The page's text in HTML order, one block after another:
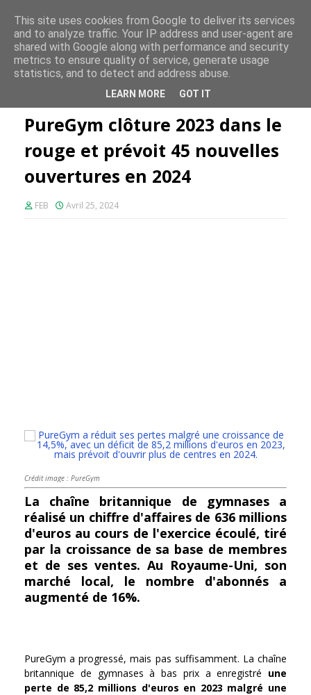
FE PLUS
prévoit 45 nouvelles ouvertures en 2024
PureGym clôture 2023 dans le
rouge et prévoit 45 nouvelles
ouvertures en 2024
FEB Avril 25, 2024
Crédit image : PureGym
La chaîne britannique de gymnases a
réalisé un chiffre d'affaires de 636 millions
d'euros au cours de l'exercice écoulé, tiré
par la croissance de sa base de membres
et de ses ventes. Au Royaume-Uni, son
marché local, le nombre d'abonnés a
augmenté de 16%.
PureGym a progressé, mais pas suffisamment. La chaîne
britannique de gymnases à bas prix a enregistré une
perte de 85,2 millions d'euros en 2023 malgré une
This site uses cookies from Google to deliver its services
and to analyze traffic. Your IP address and user-agent are
shared with Google along with performance and security
metrics to ensure quality of service, generate usage
statistics, and to detect and address abuse.
LEARN MORE GOT IT